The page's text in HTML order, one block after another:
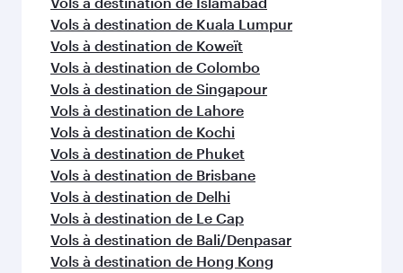
Vols à destination de Kuala Lumpur
Vols à destination de Koweït
Vols à destination de Colombo
Vols à destination de Singapour
Vols à destination de Lahore
Vols à destination de Kochi
Vols à destination de Phuket
Vols à destination de Brisbane
Vols à destination de Delhi
Vols à destination de Le Cap
Vols à destination de Bali/Denpasar
Vols à destination de Hong Kong